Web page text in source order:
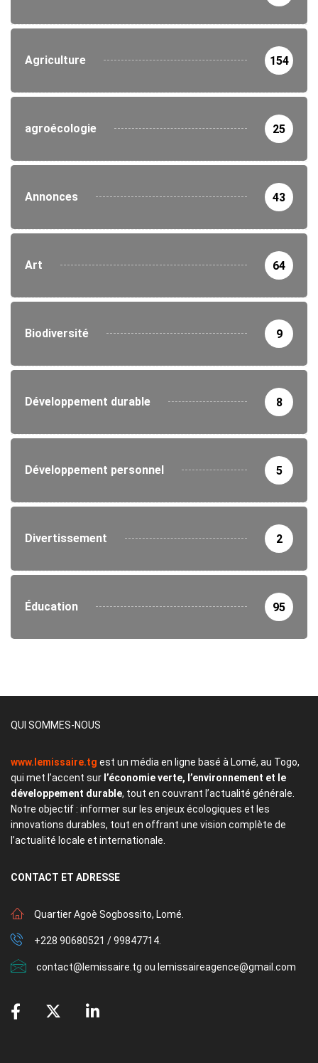
Agriculture 154
agroécologie 25
Annonces 43
Art 64
Biodiversité 9
Développement durable 8
Développement personnel 5
Divertissement 2
Éducation 95
QUI SOMMES-NOUS
www.lemissaire.tg est un média en ligne basé à Lomé, au Togo,
qui met l’accent sur l’économie verte, l’environnement et le
développement durable, tout en couvrant l’actualité générale.
Notre objectif : informer sur les enjeux écologiques et les
innovations durables, tout en offrant une vision complète de
l’actualité locale et internationale.
CONTACT ET ADRESSE
Quartier Agoè Sogbossito, Lomé.
+228 90680521 / 99847714.
contact@lemissaire.tg ou lemissaireagence@gmail.com